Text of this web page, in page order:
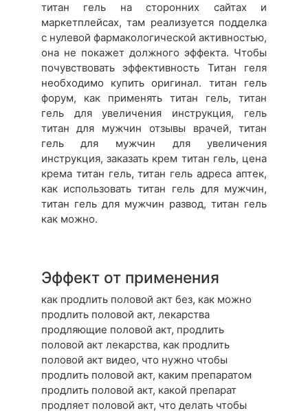
титан гель на сторонних сайтах и
маркетплейсах, там реализуется подделка
с нулевой фармакологической активностью,
она не покажет должного эффекта. Чтобы
почувствовать эффективность Титан геля
необходимо купить оригинал. титан гель
форум, как применять титан гель, титан
гель для увеличения инструкция, гель
титан для мужчин отзывы врачей, титан
гель для мужчин для увеличения
инструкция, заказать крем титан гель, цена
крема титан гель, титан гель адреса аптек,
как использовать титан гель для мужчин,
титан гель для мужчин развод, титан гель
как можно.
Эффект от применения
как продлить половой акт без, как можно
продлить половой акт, лекарства
продляющие половой акт, продлить
половой акт лекарства, как продлить
половой акт видео, что нужно чтобы
продлить половой акт, каким препаратом
продлить половой акт, какой препарат
продляет половой акт, что делать чтобы